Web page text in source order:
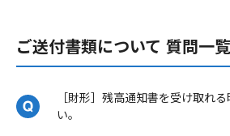
ご送付書類について 質問一覧
［財形］残高通知書を受け取れ
い。